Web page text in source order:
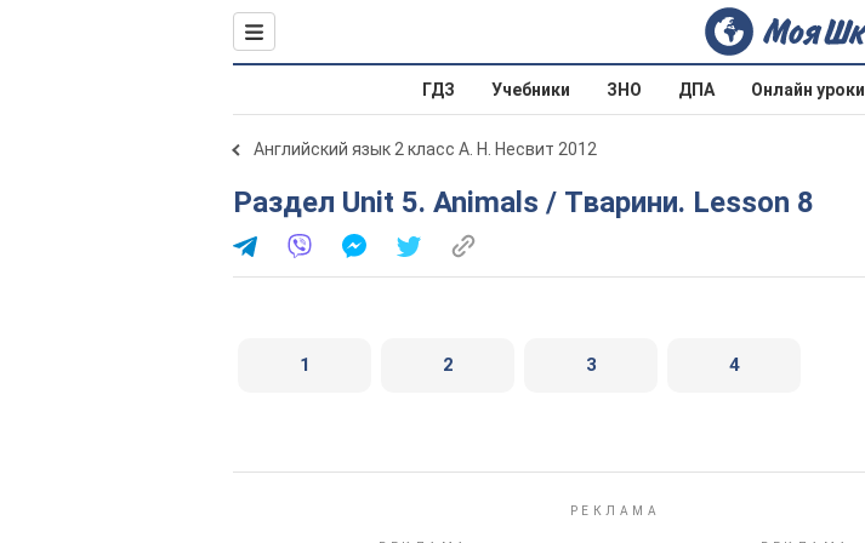
ГДЗ Учебники ЗНО ДПА Онлайн уроки
Английский язык 2 класс А. Н. Несвит 2012
Раздел Unit 5. Animals / Тварини. Lesson 8
1 2 3 4